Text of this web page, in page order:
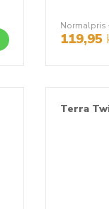
119,95
Normalpris
Terra